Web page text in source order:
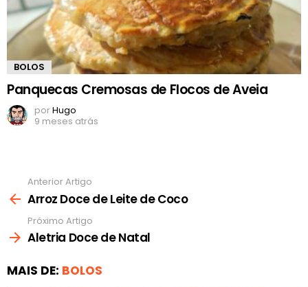
BOLOS
Panquecas Cremosas de Flocos de Aveia
porHugo
9 meses atrás
mais
Anterior Artigo
Arroz Doce de Leite de Coco
Próximo Artigo
Aletria Doce de Natal
MAIS DE: BOLOS